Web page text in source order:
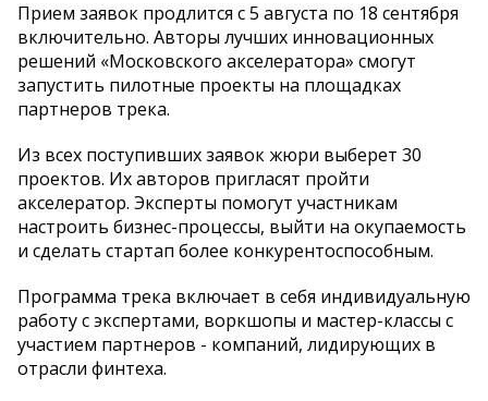
Прием заявок продлится с 5 августа по 18 сентября
включительно. Авторы лучших инновационных
решений «Московского акселератора» смогут
запустить пилотные проекты на площадках
партнеров трека.
Из всех поступивших заявок жюри выберет 30
проектов. Их авторов пригласят пройти
акселератор. Эксперты помогут участникам
настроить бизнес-процессы, выйти на окупаемость
и сделать стартап более конкурентоспособным.
Программа трека включает в себя индивидуальную
работу с экспертами, воркшопы и мастер-классы с
участием партнеров - компаний, лидирующих в
отрасли финтеха.